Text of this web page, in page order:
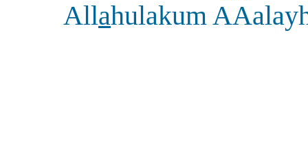
Allahulakum